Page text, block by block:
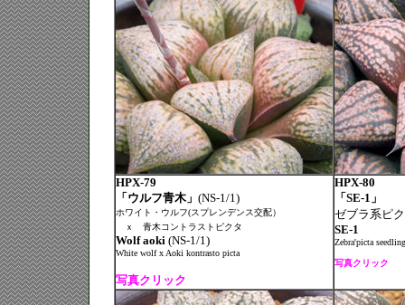
HPX-79
「ウルフ青木」 (NS-1/1)
ホワイト・ウルフ(スプレンデンス交配）
ｘ 青木コントラストピクタ
Wolf aoki (NS-1/1)
White wolf x Aoki kontrasto picta
写真クリック
HPX-80
「SE-1」
ゼブラ系ピ
SE-1
Zebra'picta
写真クリック